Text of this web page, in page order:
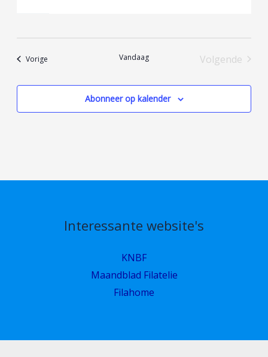
Vorige Vandaag
Volgende
Abonneer op kalender
Interessante website's
KNBF
Maandblad Filatelie
Filahome